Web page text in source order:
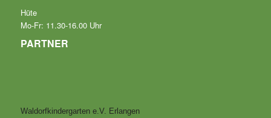
Hüte
Mo-Fr: 11.30-16.00 Uhr
PARTNER
Waldorfkindergarten e.V. Erlangen